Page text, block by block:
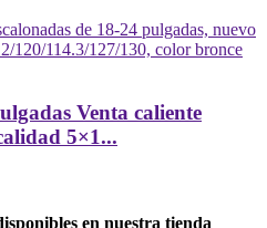
Venta caliente
5×1...
en nuestra tienda